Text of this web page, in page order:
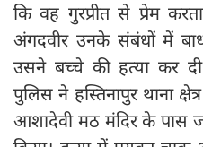
कि वह गुरप्रीत से प्रेम
अंगदवीर उनके संबंधों में
उसने बच्चे की हत्या कर
पुलिस ने हस्तिनापुर थाना
आशादेवी मठ मंदिर के पास